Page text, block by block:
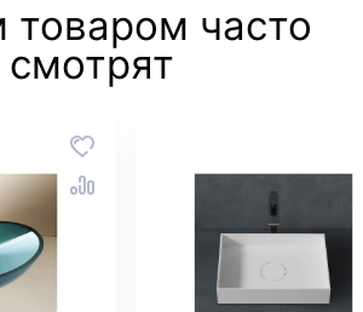
товаром часто
смотрят